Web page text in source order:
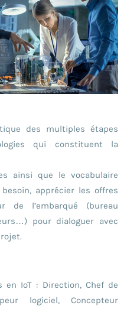
des multiples étapes
qui constituent la
ainsi que le vocabulaire
apprécier les offres
de l’embarqué (bureau
pour dialoguer avec
IoT : Direction, Chef de
logiciel, Concepteur